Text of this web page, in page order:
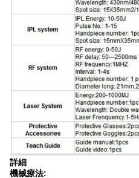
詳細
機械療法: